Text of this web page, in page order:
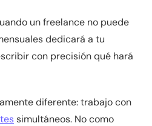
un freelance no puede
dedicará a tu
con precisión qué hará
diferente: trabajo con
simultáneos. No como